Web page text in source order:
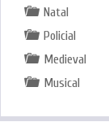
Natal
Policial
Medieval
Musical